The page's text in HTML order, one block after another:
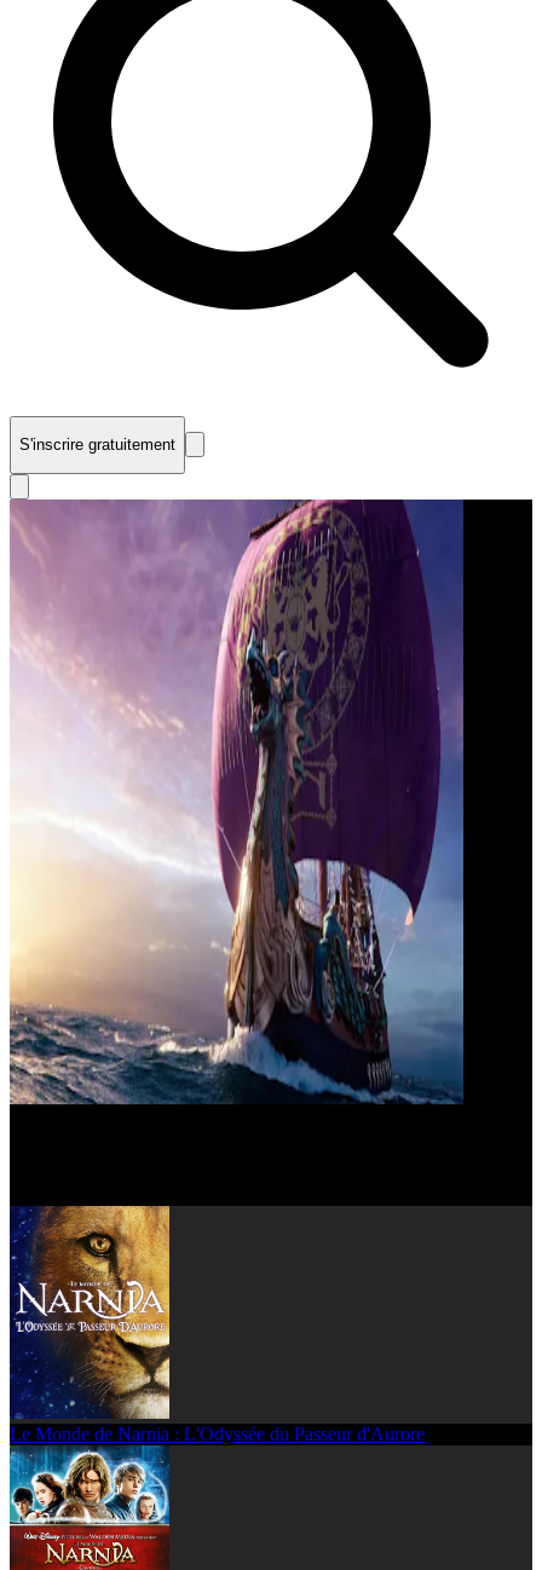
S'inscrire gratuitement
Le Monde de Narnia : L'Odyssée du Passeur d'Aurore